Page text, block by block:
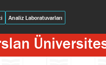
Analiz Laboratuvarları